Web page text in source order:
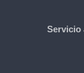
Servicio